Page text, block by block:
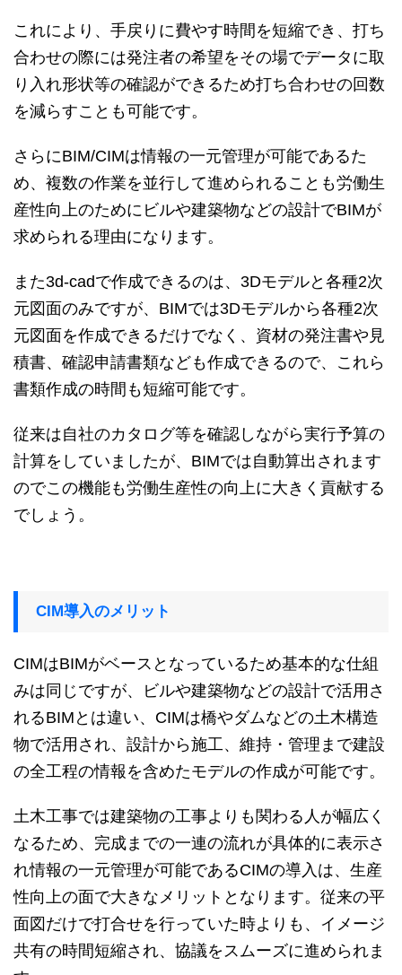
これにより、手戻りに費やす時間を短縮でき、打ち
合わせの際には発注者の希望をその場でデータに取
り入れ形状等の確認ができるため打ち合わせの回数
を減らすことも可能です。
さらにBIM/CIMは情報の一元管理が可能であるた
め、複数の作業を並行して進められることも労働生
産性向上のためにビルや建築物などの設計でBIMが
求められる理由になります。
また3d-cadで作成できるのは、3Dモデルと各種2次
元図面のみですが、BIMでは3Dモデルから各種2次
元図面を作成できるだけでなく、資材の発注書や見
積書、確認申請書類なども作成できるので、これら
書類作成の時間も短縮可能です。
従来は自社のカタログ等を確認しながら実行予算の
計算をしていましたが、BIMでは自動算出されます
のでこの機能も労働生産性の向上に大きく貢献する
でしょう。
CIM導入のメリット
CIMはBIMがベースとなっているため基本的な仕組
みは同じですが、ビルや建築物などの設計で活用さ
れるBIMとは違い、CIMは橋やダムなどの土木構造
物で活用され、設計から施工、維持・管理まで建設
の全工程の情報を含めたモデルの作成が可能です。
土木工事では建築物の工事よりも関わる人が幅広く
なるため、完成までの一連の流れが具体的に表示さ
れ情報の一元管理が可能であるCIMの導入は、生産
性向上の面で大きなメリットとなります。従来の平
面図だけで打合せを行っていた時よりも、イメージ
共有の時間短縮され、協議をスムーズに進められま